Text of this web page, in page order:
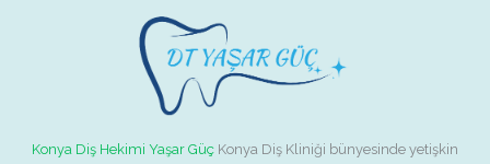
Konya Diş Hekimi Yaşar Güç Konya Diş Kliniği bünyesinde yetişkin